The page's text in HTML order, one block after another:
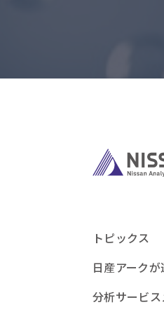
トピックス
日産アーク
分析サービ